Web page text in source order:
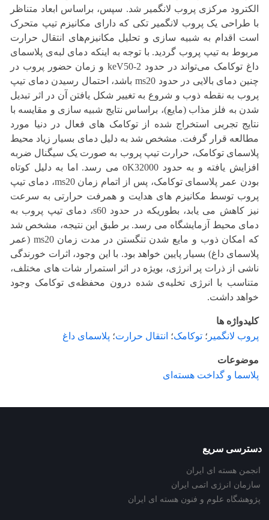
الکترود مرکزی پروب لانگمیر شد. سپس، براساس ابعاد متناظر
با طراحی یک پروب لانگمیر تکی که دارای مکانیزم تیپ متحرک
است اقدام به شبیه سازی و تحلیل مکانیزم‌های انتقال حرارت
مربوط به تیپ پروب گردید. با توجه به اینکه دمای لبه‌ی پلاسمای
داغ توکامک می‌تواند در حدود keV50-2 و زمان حضور پروب در
چنین دمای بالایی در حدود ms20 باشد، احتمال رسیدن دمای تیپ
پروب به نقطه ذوب و شروع به تغییر شکل یافتن آن در اثر تبدیل
شدن به فلز مذاب (مایع)، براساس نتایج شبیه سازی و مقایسه با
نتایج تجربی استخراج شده از توکامک های فعال در دنیا مورد
مطالعه قرار گرفت. مشخص شد به دلیل دمای بسیار زیاد محیط
پلاسمای توکامک، حرارت تیپ پروب به صورت یک سیگنال ضربه
افزایش یافته و به حدود oK32000 می رسد. اما به دلیل کوتاه
بودن عمر پلاسمای توکامک، پس از اتمام زمان ms20، دمای تیپ
پروب توسط مکانیزم های هدایت و همرفت حرارتی به سرعت
نیز کاهش می یابد، بطوریکه در حدود s60، دمای تیپ پروب به
دمای محیط آزمایشگاه می رسد. بر طبق این نتیجه، مشخص شد
که امکان ذوب و مایع شدن تنگستن در مدت زمان ms20 (عمر
پلاسمای داغ) بسیار پایین خواهد بود. با این وجود، اثرات خورندگی
ناشی از ذرات پر انرژی، بویژه در اثر استمرار شات های مختلف،
متناسب با انرژی تخلیه‌ی شده درون محفظه‌ی توکامک وجود
خواهد داشت.
کلیدواژه ها
پروب لانگمیر ؛ توکامک؛ انتقال حرارت؛ پلاسمای داغ
موضوعات
پلاسما و گداخت هسته‌ای
دسترسی سریع
انجمن هسته ای ایران
سازمان انرژی اتمی ایران
پژوهشگاه علوم و فنون هسته ای ایران